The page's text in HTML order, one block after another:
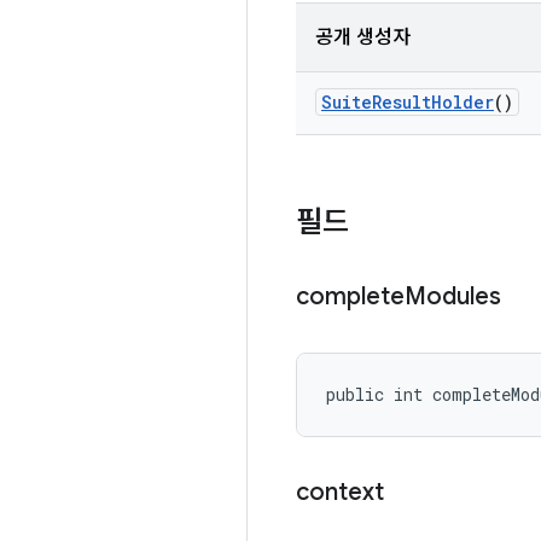
공개 생성자
SuiteResultHolder()
필드
completeModules
public int
context